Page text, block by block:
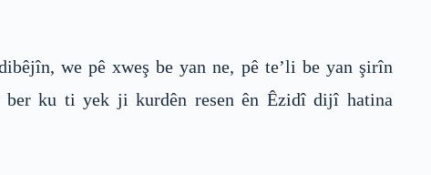
we pê xweş be yan ne, pê te’li be yan şirîn
ber ku ti yek ji kurdên resen ên Êzidî dijî hatina